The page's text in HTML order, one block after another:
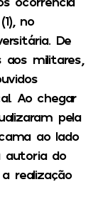
no
De
aos militares,
Ao chegar
pela
ao lado
autoria do
realização